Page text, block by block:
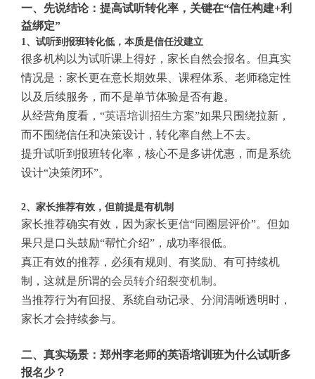
一、先说结论：提高试听转化率，关键在“信任构建+利
益绑定”
1、试听到报班转化低，本质是信任没建立
很多机构以为试听课上得好，家长自然会报名。但真实
情况是：家长更在意长期效果、课程体系、老师稳定性
以及后续服务，而不是单节体验是否有趣。
从经营角度看，“英语培训招生方案”如果只围绕拉新，
而不围绕信任和决策设计，转化率自然上不去。
提升试听到报班转化率，核心不是多讲优惠，而是系统
设计“决策闭环”。
2、家长推荐有效，但前提是有机制
家长推荐确实有效，因为家长更信“同圈层评价”。但如
果只是口头鼓励“帮忙介绍”，成功率很低。
真正有效的推荐，必须有规则、有奖励、有可持续机
制，这就是所谓的会员转介绍裂变机制 。
当推荐行为有回报、系统自动记录、分润清晰透明时，
家长才会持续参与。
二、真实场景：郑州李老师的英语培训班为什么试听多
报名少？